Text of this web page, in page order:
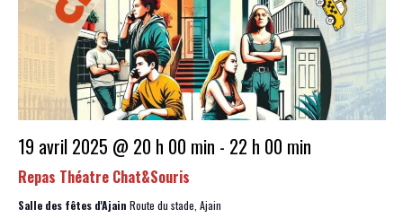
Repas Théatre Chat&Souris
19 avril 2025 @ 20 h 00 min - 22 h 00 min
Salle des fêtes d'Ajain Route du stade, Ajain